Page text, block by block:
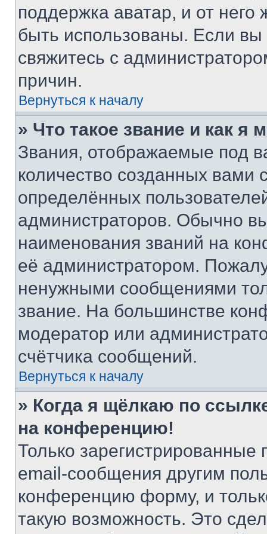
поддержка аватар, и от него
быть использованы. Если
свяжитесь с
причин.
Вернуться к началу
» Что такое звание и как я
Звания, отображаемые под
количество созданных
определённых
администраторов. Обычно
наименования званий на
её администратором.
ненужными сообщениями
звание. На большинстве
модератор или
счётчика сообщений.
Вернуться к началу
» Когда я щёлкаю по
на конференцию!
Только зарегистрированные
email-сообщения другим
конференцию форму, и
такую возможность. Это